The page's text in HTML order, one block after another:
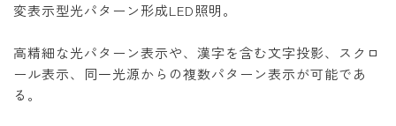
変表示型光パターン形成LED照明。
高精細な光パターン表示や、漢字を含む文字投影、スクロ
ール表示、同一光源からの複数パターン表示が可能であ
る。